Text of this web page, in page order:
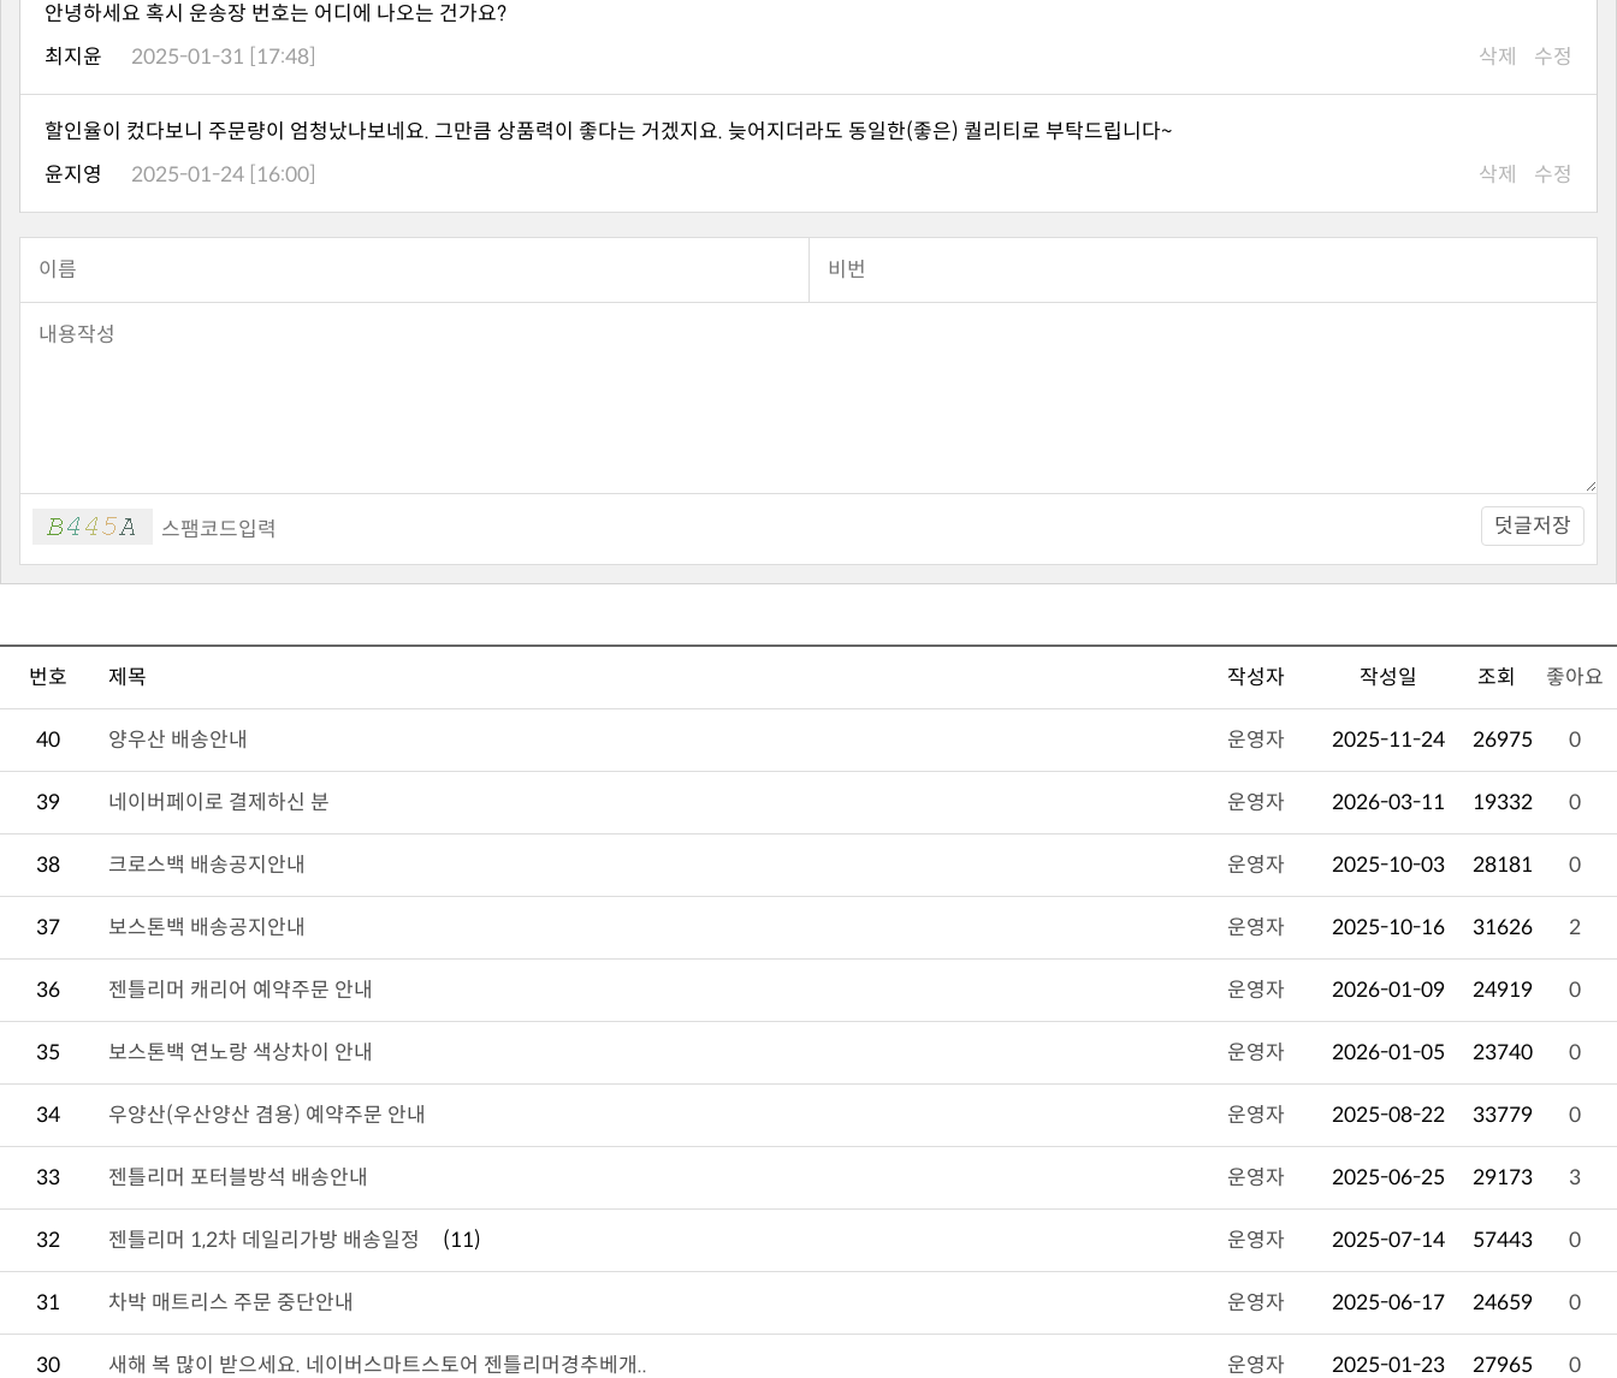
안녕하세요 혹시 운송장 번호는 어디에 나오는 건가요?
최지윤
2025-01-31 [17:48] 삭제 수정
할인율이 컸다보니 주문량이 엄청났나보네요. 그만큼 상품력이 좋다는 거겠지요. 늦어지더라도 동일한(좋은) 퀄리티로 부탁드립니다~
윤지영
2025-01-24 [16:00] 삭제 수정
덧글저장
번호 제목 작성자 작성일 조회 좋아요
40 양우산 배송안내 운영자 2025-11-24 26975 0
39 네이버페이로 결제하신 분 운영자 2026-03-11 19332 0
38 크로스백 배송공지안내 운영자 2025-10-03 28181 0
37 보스톤백 배송공지안내 운영자 2025-10-16 31626 2
36 젠틀리머 캐리어 예약주문 안내 운영자 2026-01-09 24919 0
35 보스톤백 연노랑 색상차이 안내 운영자 2026-01-05 23740 0
34 우양산(우산양산 겸용) 예약주문 안내 운영자 2025-08-22 33779 0
33 젠틀리머 포터블방석 배송안내 운영자 2025-06-25 29173 3
32 젠틀리머 1,2차 데일리가방 배송일정 (11) 운영자 2025-07-14 57443 0
31 차박 매트리스 주문 중단안내 운영자 2025-06-17 24659 0
30 새해 복 많이 받으세요. 네이버스마트스토어 젠틀리머경추베개.. 운영자 2025-01-23 27965 0